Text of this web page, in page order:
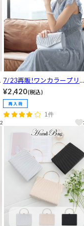
2
7/23再販!ワンカラープリー
ツクラッチバッグ
¥2,420(税込)
1件